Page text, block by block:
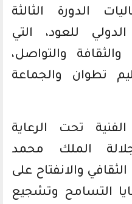
الدورة الثالثة
للعود، التي
والتواصل،
تطوان والجماعة
تحت الرعاية
الملك محمد
والانفتاح على
التسامح وتشجيع